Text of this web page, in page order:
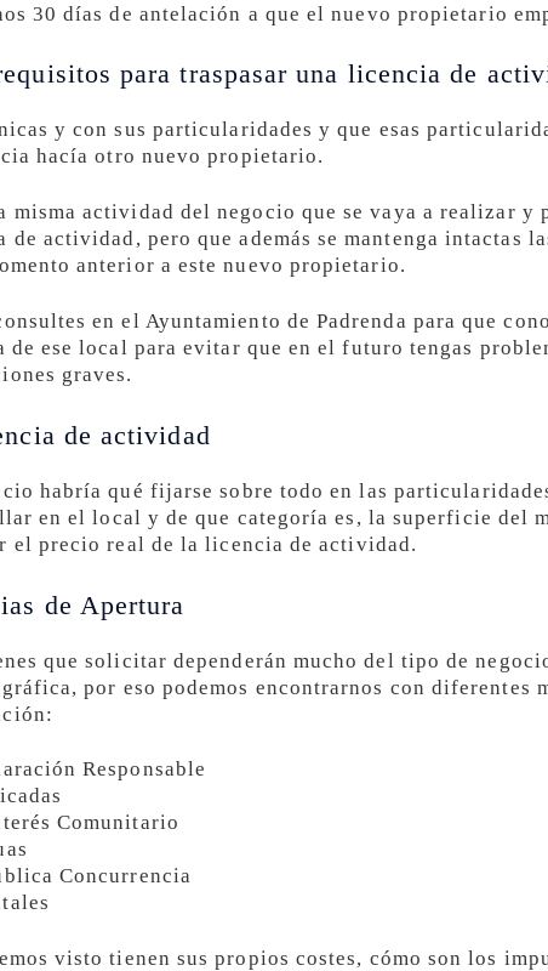
30 días de antelación a que el nuevo propietario
para traspasar una licencia de
y con sus particularidades y que esas
hacía otro nuevo propietario.
misma actividad del negocio que se vaya a realizar
de actividad, pero que además se mantenga intactas
anterior a este nuevo propietario.
en el Ayuntamiento de Padrenda para que
de ese local para evitar que en el futuro tengas
graves.
de actividad
habría qué fijarse sobre todo en las
en el local y de que categoría es, la superficie del
el precio real de la licencia de actividad.
de Apertura
que solicitar dependerán mucho del tipo de
por eso podemos encontrarnos con diferentes
Responsable
Comunitario
Concurrencia
visto tienen sus propios costes, cómo son los